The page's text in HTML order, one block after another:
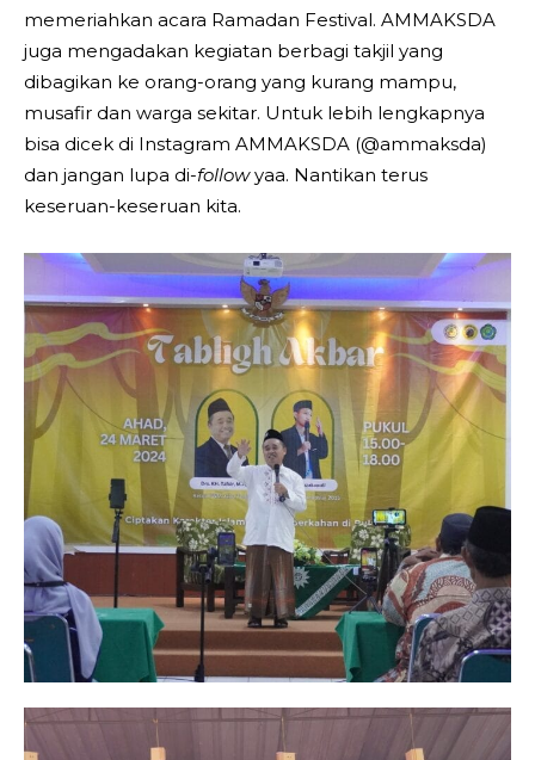
memeriahkan acara Ramadan Festival. AMMAKSDA
juga mengadakan kegiatan berbagi takjil yang
dibagikan ke orang-orang yang kurang mampu,
musafir dan warga sekitar. Untuk lebih lengkapnya
bisa dicek di Instagram AMMAKSDA (@ammaksda)
dan jangan lupa di-followyaa. Nantikan terus
keseruan-keseruan kita.